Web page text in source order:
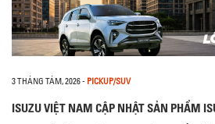
3 THÁNG TÁM, 2026- PICKUP/SUV
ISUZU VIỆT NAM CẬP NHẬT SẢN PHẨM